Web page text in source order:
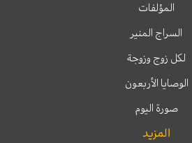
المؤلفات
السراج المنير
لكل زوج وزوجة
الوصايا الأربعون
صورة اليوم
المزيد